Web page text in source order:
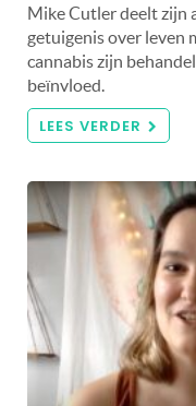
Mike Cutler deelt zijn
getuigenis over leven
cannabis zijn
beïnvloed.
LEES VERDER